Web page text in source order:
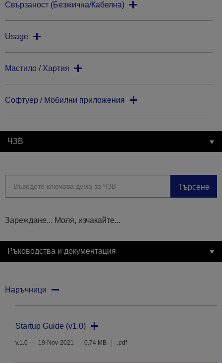
Свързаност (Безжична/Кабелна)
Usage
Мастило / Хартия
Софтуер / Мобилни приложения
ЧЗВ
Търсене
Зареждане... Моля, изчакайте...
Ръководства и документация
Наръчници
Startup Guide (v1.0)
v.1.0 19-Nov-2021 0.74 MB .pdf